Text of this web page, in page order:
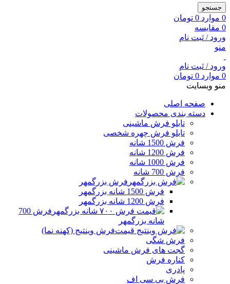
جستجو
0 موارد 0 تومان
0 مقایسه
ورود / ثبت نام
منو
ورود / ثبت نام
0 موارد 0 تومان
منو وبسایت
صفحه اصلی
دسته بندی محصولات
تابلو فرش ماشینی
تابلو فرش چهره شخصی
فرش 1500 شانه
فرش 1200 شانه
فرش 1000 شانه
فرش 700 شانه
فرش بزرگمهر
فرش 1500 شانه بزرگمهر
فرش 1200 شانه بزرگمهر
فرش 700
شانه بزرگمهر
فرش وینتیج (کهنه نما)
فرش شگی
گجت های فرش ماشینی
کناره فرش
پادری
فرش بی سی اف